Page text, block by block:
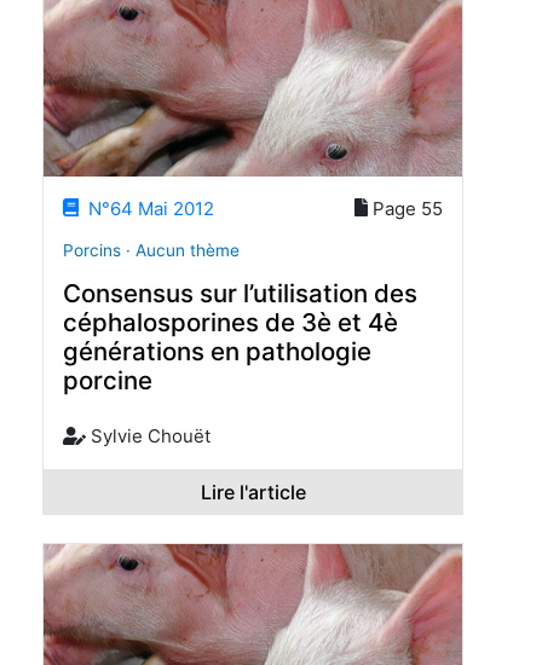
N°64 Mai 2012 Page 55
Porcins · Aucun thème
Consensus sur l’utilisation des
céphalosporines de 3è et 4è
générations en pathologie
porcine
Sylvie Chouët
Lire l'article